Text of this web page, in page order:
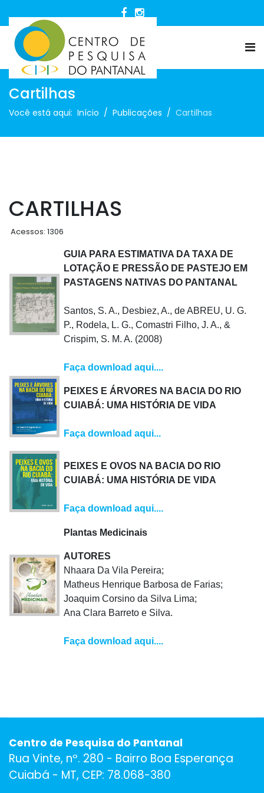
Cartilhas
Você está aqui: Início Publicações Cartilhas
CARTILHAS
Acessos: 1306
GUIA PARA ESTIMATIVA DA TAXA DE
LOTAÇÃO E PRESSÃO DE PASTEJO EM
PASTAGENS NATIVAS DO PANTANAL
Santos, S. A., Desbiez, A., de ABREU, U. G.
P., Rodela, L. G., Comastri Filho, J. A., &
Crispim, S. M. A. (2008)
Faça download aqui....
PEIXES E ÁRVORES NA BACIA DO RIO
CUIABÁ: UMA HISTÓRIA DE VIDA
Faça download aqui...
PEIXES E OVOS NA BACIA DO RIO
CUIABÁ: UMA HISTÓRIA DE VIDA
Faça download aqui....
Plantas Medicinais
AUTORES
Nhaara Da Vila Pereira;
Matheus Henrique Barbosa de Farias;
Joaquim Corsino da Silva Lima;
Ana Clara Barreto e Silva.
Faça download aqui....
Centro de Pesquisa do Pantanal
Rua Vinte, nº. 280 - Bairro Boa Esperança
Cuiabá - MT, CEP: 78.068-380